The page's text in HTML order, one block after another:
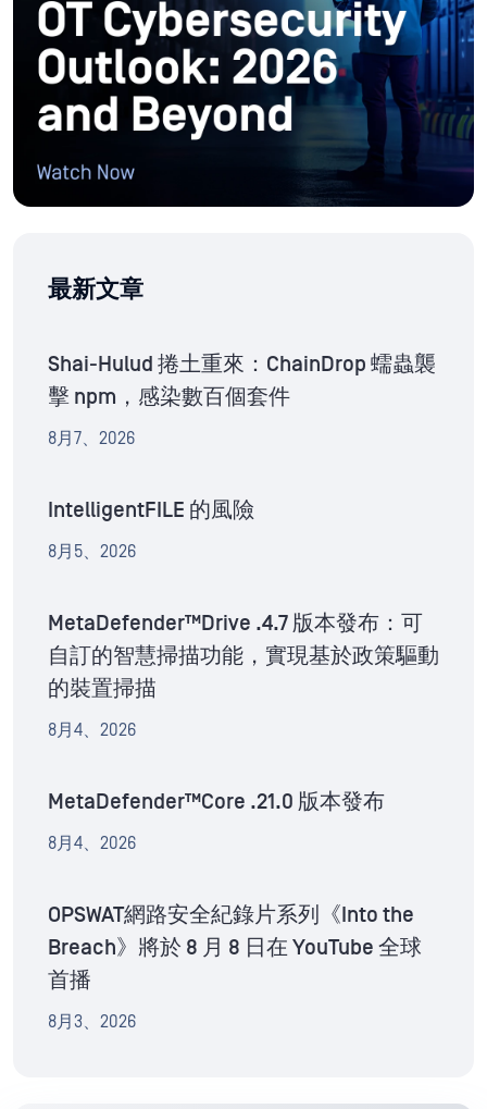
最新文章
Shai-Hulud 捲土重來：ChainDrop 蠕蟲襲
擊 npm，感染數百個套件
8月7、2026
IntelligentFILE 的風險
8月5、2026
MetaDefender™Drive .4.7 版本發布：可
自訂的智慧掃描功能，實現基於政策驅動
的裝置掃描
8月4、2026
MetaDefender™Core .21.0 版本發布
8月4、2026
OPSWAT網路安全紀錄片系列《Into the
Breach》將於 8 月 8 日在 YouTube 全球
首播
8月3、2026